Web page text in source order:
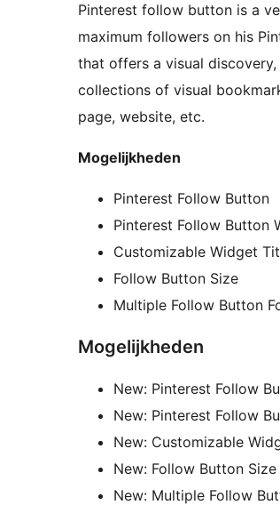
Pinterest follow button is a
maximum followers on his
that offers a visual
collections of visual
page, website, etc.
Mogelijkheden
Pinterest Follow Button
Pinterest Follow Button
Customizable Widget
Follow Button Size
Multiple Follow Button
Mogelijkheden
New: Pinterest Follow
New: Pinterest Follow
New: Customizable
New: Follow Button Size
New: Multiple Follow